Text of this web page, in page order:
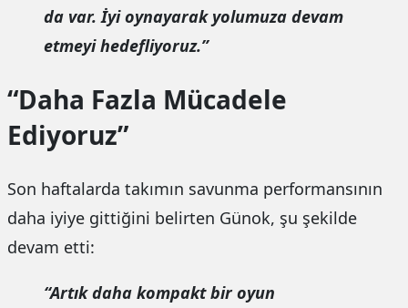
da var. İyi oynayarak yolumuza devam
etmeyi hedefliyoruz.”
“Daha Fazla Mücadele
Ediyoruz”
Son haftalarda takımın savunma performansının
daha iyiye gittiğini belirten Günok, şu şekilde
devam etti:
“Artık daha kompakt bir oyun